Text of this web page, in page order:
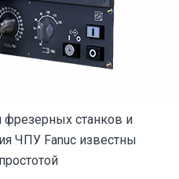
фрезерных станков и
ЧПУ Fanuc известны